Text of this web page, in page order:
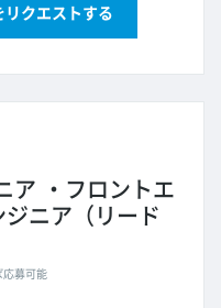
リクエストする
ア
フロントエ
ニア（リード
応募可能